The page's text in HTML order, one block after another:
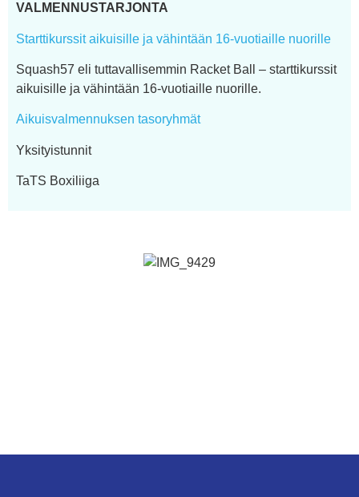
VALMENNUSTARJONTA
Starttikurssit aikuisille ja vähintään 16-vuotiaille nuorille
Squash57 eli tuttavallisemmin Racket Ball – starttikurssit
aikuisille ja vähintään 16-vuotiaille nuorille.
Aikuisvalmennuksen tasoryhmät
Yksityistunnit
TaTS Boxiliiga